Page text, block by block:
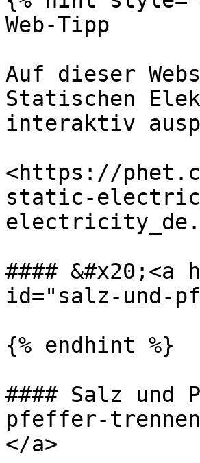
Web-Tipp
Auf dieser
Statischen
interaktiv
<https://
static-
####
id="salz-und-
{% endhint %}
#### Salz und
pfeffer-
</a>